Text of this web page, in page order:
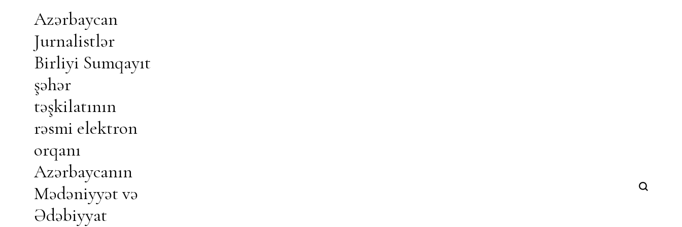
Azərbaycan
Jurnalistlər
Birliyi Sumqayıt
şəhər
təşkilatının
rəsmi elektron
orqanı
Azərbaycanın
Mədəniyyət və
Ədəbiyyat